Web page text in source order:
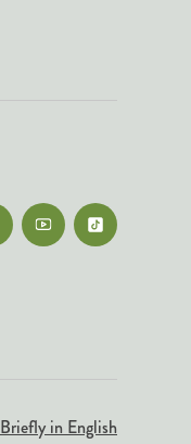
Briefly in English